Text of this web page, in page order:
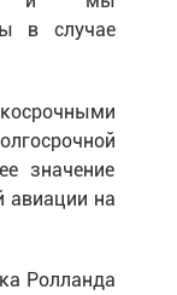
в случае
значение
авиации на
Ролланда